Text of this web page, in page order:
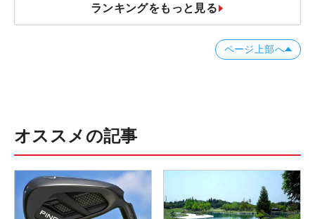
ランキングをもっと見る
ページ上部へ
オススメの記事